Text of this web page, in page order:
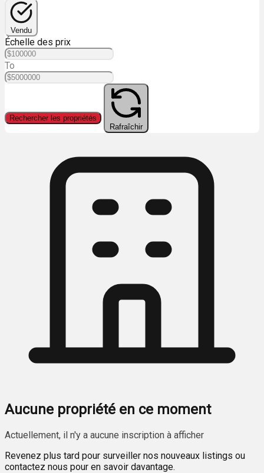
Vendu
Échelle des prix
To
Rechercher les propriétés
Rafraîchir
Aucune propriété en ce moment
Actuellement, il n'y a aucune inscription à afficher
Revenez plus tard pour surveiller nos nouveaux listings ou
contactez nous pour en savoir davantage.